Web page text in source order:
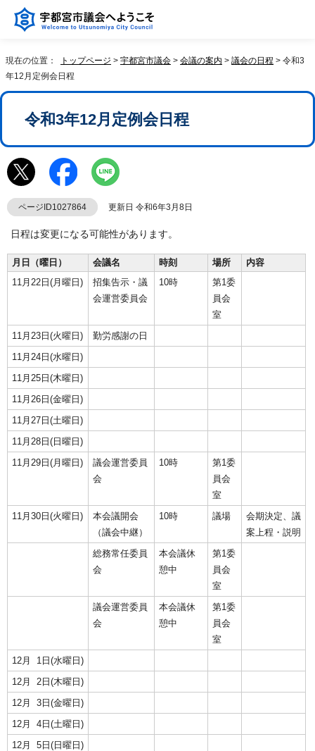
現在の位置： トップページ > 宇都宮市議会 > 会議の案内 > 議会の日程 > 令和3
年12月定例会日程
令和3年12月定例会日程
ページID1027864 更新日 令和6年3月8日
日程は変更になる可能性があります。
月日（曜日） 会議名 時刻 場所
内容
11月22日(月曜日)
招集告示・議
会運営委員会
10時
第1委
員会
室
11月23日(火曜日)
勤労感謝の日
11月24日(水曜日)
11月25日(木曜日)
11月26日(金曜日)
11月27日(土曜日)
11月28日(日曜日)
11月29日(月曜日)
議会運営委員
会
10時
第1委
員会
室
11月30日(火曜日)
本会議開会
（議会中継）
10時 議場
会期決定、議
案上程・説明
総務常任委員
会
本会議休
憩中
第1委
員会
室
議会運営委員
会
本会議休
憩中
第1委
員会
室
12月 1日(水曜日)
12月 2日(木曜日)
12月 3日(金曜日)
12月 4日(土曜日)
12月 5日(日曜日)